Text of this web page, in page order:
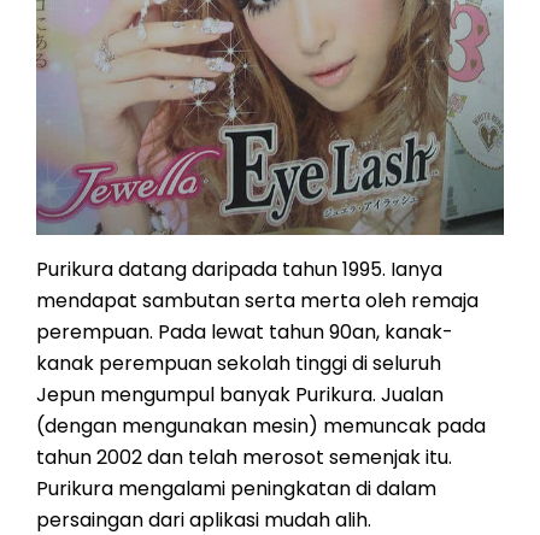
Purikura datang daripada tahun 1995. Ianya
mendapat sambutan serta merta oleh remaja
perempuan. Pada lewat tahun 90an, kanak-
kanak perempuan sekolah tinggi di seluruh
Jepun mengumpul banyak Purikura. Jualan
(dengan mengunakan mesin) memuncak pada
tahun 2002 dan telah merosot semenjak itu.
Purikura mengalami peningkatan di dalam
persaingan dari aplikasi mudah alih.